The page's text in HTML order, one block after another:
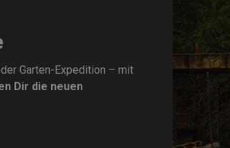
Garten-Expedition – mit
Dir die neuen